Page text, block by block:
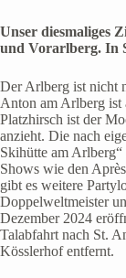
Unser diesmaliges
und Vorarlberg. In
Der Arlberg ist nicht
Anton am Arlberg ist
Platzhirsch ist der
anzieht. Die nach
Skihütte am
Shows wie den
gibt es weitere
Doppelweltmeister
Dezember 2024
Talabfahrt nach St.
Kösslerhof entfernt.